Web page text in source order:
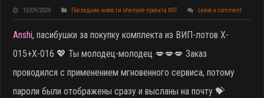
13/09/2020 Последние новости shemale-проекта NST Leave a comment
Anshi,пасибушки за покупку комплекта из ВИП-лотов X-
015+X-016 💖 Ты молодец-молодец 💋💋💋 Заказ
проводился с применением мгновенного сервиса, потому
пароли были отображены сразу и высланы на почту 💝